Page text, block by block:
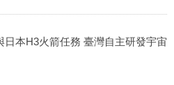
日本H3火箭任務 臺灣自主研發宇宙